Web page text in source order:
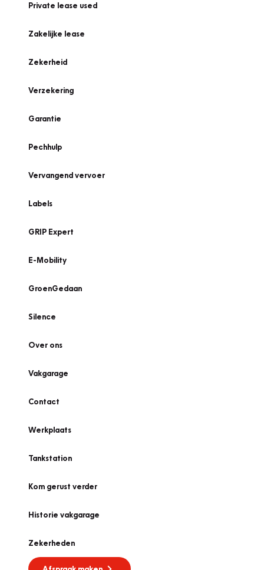
Private lease used
Zakelijke lease
Zekerheid
Verzekering
Garantie
Pechhulp
Vervangend vervoer
Labels
GRIP Expert
E-Mobility
GroenGedaan
Silence
Over ons
Vakgarage
Contact
Werkplaats
Tankstation
Kom gerust verder
Historie vakgarage
Zekerheden